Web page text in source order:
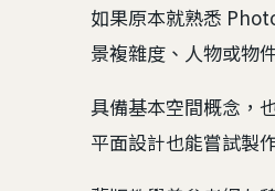
如果原本就熟悉
景複雜度、人物或物
具備基本空間概念，
平面設計也能嘗試製